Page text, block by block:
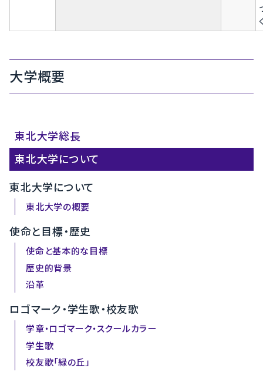
大学概要
東北大学総長
東北大学について
東北大学について
東北大学の概要
使命と目標・歴史
使命と基本的な目標
歴史的背景
沿革
ロゴマーク・学生歌・校友歌
学章・ロゴマーク・スクールカラー
学生歌
校友歌「緑の丘」